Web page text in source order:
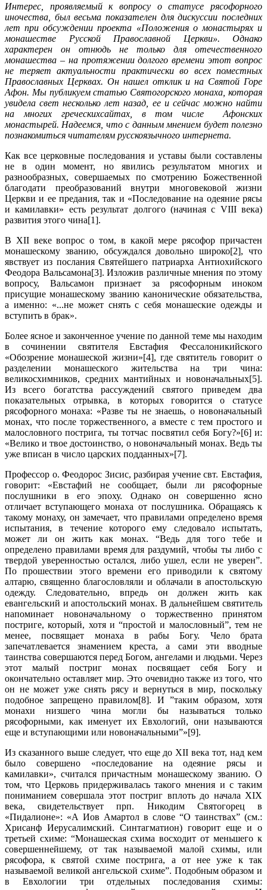
Интерес, проявляемый к вопросу о статусе рясофорного
иночества, был весьма показателен для дискуссии последних
лет при обсуждении проекта «Положения о монастырях и
монашестве Русской Православной Церкви». Однако
характерен он отнюдь не только для отечественного
монашества – на протяжении долгого времени этот вопрос
не теряет актуальности практически во всех поместных
Православных Церквах. Он нашел отклик и на Святой Горе
Афон. Мы публикуем статью Святогорского монаха, которая
увидела свет несколько лет назад, ее и сейчас можно найти
на многих греческихсайтах, в том числе Афонских
монастырей. Надеемся, что с данным мнением будет полезно
познакомиться читателям русскоязычного интернета.
Как все церковные последования и уставы были составлены
не в один момент, но явились результатом многих и
разнообразных, совершаемых по смотрению Божественной
благодати преобразований внутри многовековой жизни
Церкви и ее предания, так и «Последование на одеяние рясы
и камилавки» есть результат долгого (начиная с VIII века)
развития этого чина[1].
В XII веке вопрос о том, в какой мере рясофор причастен
монашескому званию, обсуждался довольно широко[2], что
явствует из послания Святейшего патриарха Антиохийского
Феодора Вальсамона[3]. Изложив различные мнения по этому
вопросу, Вальсамон признает за рясофорным иноком
присущие монашескому званию канонические обязательства,
а именно: «...не может снять с себя монашеские одежды и
вступить в брак».
Более ясное и законченное учение по данной теме мы находим
в сочинении святителя Евстафия Фессалоникийского
«Обозрение монашеской жизни»[4], где святитель говорит о
разделении монашеского жительства на три чина:
великосхимников, средних мантийных и новоначальных[5].
Из всего богатства рассуждений святого приведем два
показательных отрывка, в которых говорится о статусе
рясофорного монаха: «Разве ты не знаешь, о новоначальный
монах, что после торжественного, а вместе с тем простого и
малословного пострига, ты тотчас посвятил себя Богу?»[6] и:
«Велико и твое достоинство, о новоначальный монах. Ведь ты
уже вписан в число царских подданных»[7].
Профессор о. Феодорос Зисис, разбирая учение свт. Евстафия,
говорит: «Евстафий не сообщает, были ли рясофорные
послушники в его эпоху. Однако он совершенно ясно
отличает вступающего монаха от послушника. Обращаясь к
такому монаху, он замечает, что правилами определено время
испытания, в течение которого ему следовало испытать,
может ли он жить как монах. “Ведь для того тебе и
определено правилами время для раздумий, чтобы ты либо с
твердой уверенностью остался, либо ушел, если не уверен”.
По прошествии этого времени его приводили к святому
алтарю, священно благословляли и облачали в апостольскую
одежду. Следовательно, впредь он должен жить как
евангельский и апостольский монах. В дальнейшем святитель
напоминает новоначальному о торжественно принятом
постриге, который, хотя и “простой и малословный”, тем не
менее, посвящает монаха в рабы Богу. Чело брата
запечатлевается знамением креста, а сами эти вводные
таинства совершаются перед Богом, ангелами и людьми. Через
этот малый постриг монах посвящает себя Богу и
окончательно оставляет мир. Это очевидно также из того, что
он не может уже снять рясу и вернуться в мир, поскольку
подобное запрещено правилом[8]. И ”таким образом, хотя
монахи низшего чина могли бы называться только
рясофорными, как именует их Евхологий, они называются
еще и вступающими или новоначальными”»[9].
Из сказанного выше следует, что еще до XII века тот, над кем
было совершено «последование на одеяние рясы и
камилавки», считался причастным монашескому званию. О
том, что Церковь придерживалась такого мнения и с таким
пониманием совершала этот постриг вплоть до начала XIX
века, свидетельствует прп. Никодим Святогорец в
«Пидалионе»: «А Иов Амартол в слове “О таинствах” (см.:
Хрисанф Иерусалимский. Синтагматион) говорит еще и о
третьей схиме: “Монашеская схима восходит от меньшего к
совершеннейшему, от так называемой малой схимы, или
рясофора, к святой схиме пострига, а от нее уже к так
называемой великой ангельской схиме”. Подобным образом и
в Евхологии три отдельных последования схимы: